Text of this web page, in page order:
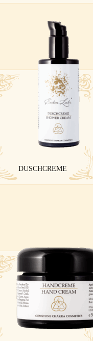
DUSCHCREME